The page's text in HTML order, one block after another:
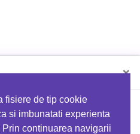
fisiere de tip cookie
si imbunatati experienta
continuarea navigarii
×